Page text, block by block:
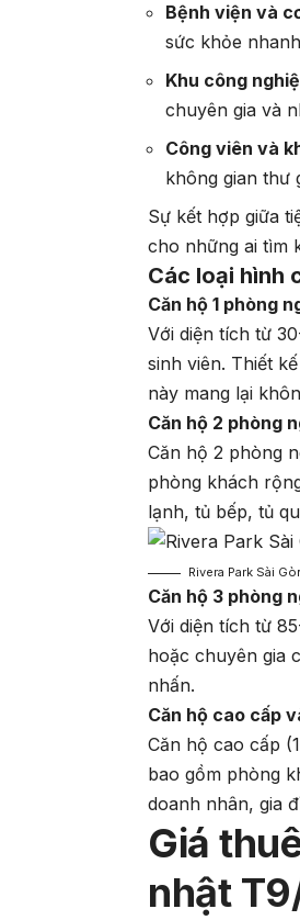
Bệnh viện và
sức khỏe
Khu công
chuyên gia và
Công viên và
không gian thư
Sự kết hợp giữa
cho những ai tìm
Các loại hình
Căn hộ 1 phòng
Với diện tích từ
sinh viên. Thiết
này mang lại
Căn hộ 2 phòng
Căn hộ 2 phòng
phòng khách
lạnh, tủ bếp, tủ
Rivera Park Sài
Căn hộ 3 phòng
Với diện tích từ
hoặc chuyên gia
nhấn.
Căn hộ cao cấp
Căn hộ cao cấp
bao gồm phòng
doanh nhân, gia
Giá
nhật